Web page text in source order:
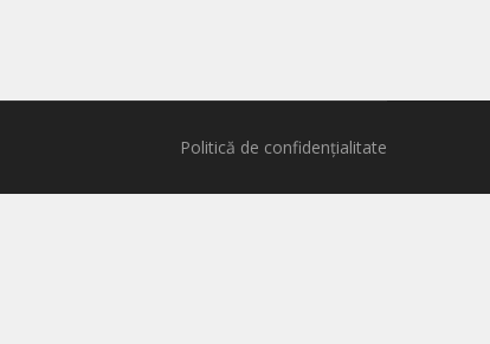
Politică de confidențialitate